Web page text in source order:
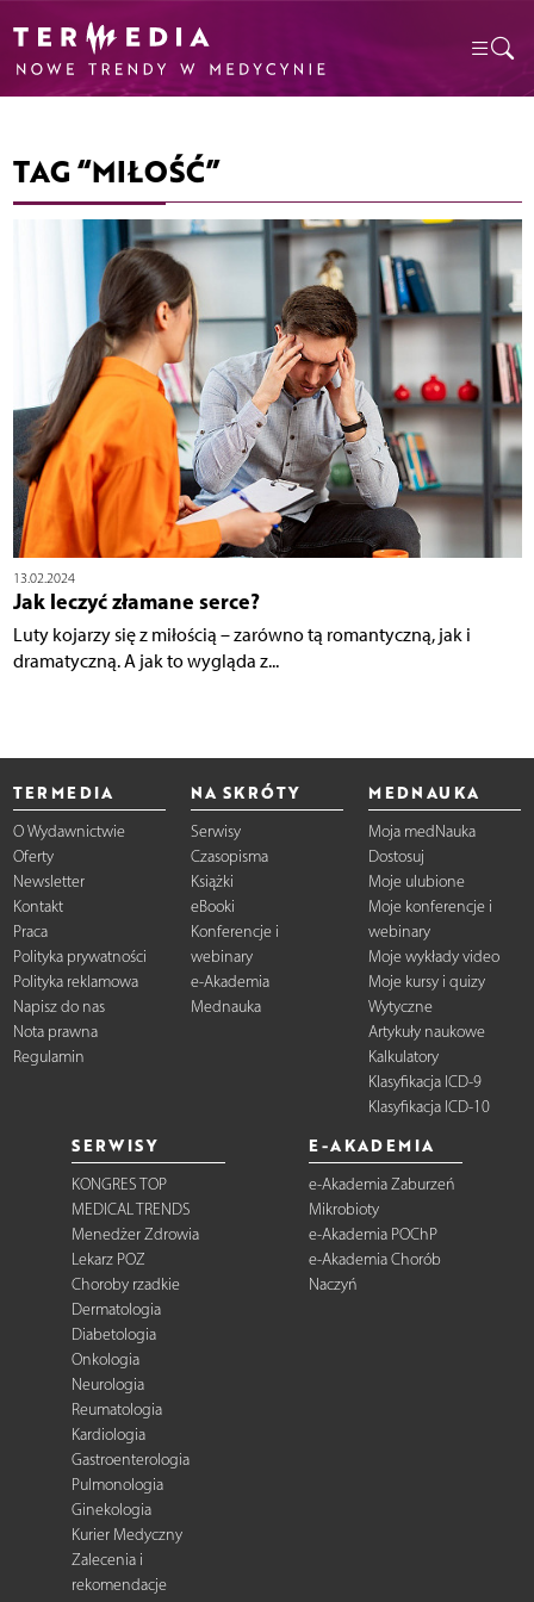
TAG “MIŁOŚĆ”
13.02.2024
Jak leczyć złamane serce?
Luty kojarzy się z miłością – zarówno tą romantyczną, jak i
dramatyczną. A jak to wygląda z...
TERMEDIA
O Wydawnictwie
Oferty
Newsletter
Kontakt
Praca
Polityka prywatności
Polityka reklamowa
Napisz do nas
Nota prawna
Regulamin
NA SKRÓTY
Serwisy
Czasopisma
Książki
eBooki
Konferencje i
webinary
e-Akademia
Mednauka
MEDNAUKA
Moja medNauka
Dostosuj
Moje ulubione
Moje konferencje i
webinary
Moje wykłady video
Moje kursy i quizy
Wytyczne
Artykuły naukowe
Kalkulatory
Klasyfikacja ICD-9
Klasyfikacja ICD-10
SERWISY
KONGRES TOP
MEDICAL TRENDS
Menedżer Zdrowia
Lekarz POZ
Choroby rzadkie
Dermatologia
Diabetologia
Onkologia
Neurologia
Reumatologia
Kardiologia
Gastroenterologia
Pulmonologia
Ginekologia
Kurier Medyczny
Zalecenia i
rekomendacje
E-AKADEMIA
e-Akademia Zaburzeń
Mikrobioty
e-Akademia POChP
e-Akademia Chorób
Naczyń